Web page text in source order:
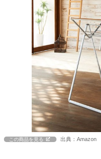
この商品を見る 出典：Amazon